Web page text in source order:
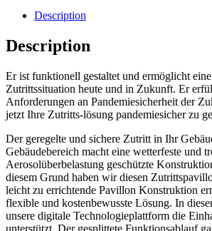
Description
Description
Er ist funktionell gestaltet und ermöglicht
Zutrittssituation heute und in Zukunft. Er
Anforderungen an Pandemiesicherheit der
jetzt Ihre Zutritts-lösung pandemiesicher zu
Der geregelte und sichere Zutritt in Ihr
Gebäudebereich macht eine wetterfeste und
Aerosolüberbelastung geschützte
diesem Grund haben wir diesen
leicht zu errichtende Pavillon Konstruktion
flexible und kostenbewusste Lösung. In
unsere digitale Technologieplattform die
unterstützt. Der gesplittete Funktionsablauf